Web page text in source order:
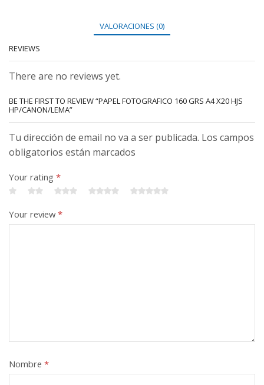
VALORACIONES (0)
REVIEWS
There are no reviews yet.
BE THE FIRST TO REVIEW “PAPEL FOTOGRAFICO 160 GRS A4 X20 HJS
HP/CANON/LEMA”
Tu dirección de email no va a ser publicada. Los campos
obligatorios están marcados
Your rating *
Your review*
Nombre *